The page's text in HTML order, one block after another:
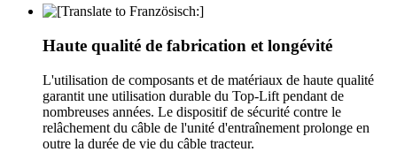
Haute qualité de fabrication et longévité
L'utilisation de composants et de matériaux de haute qualité
garantit une utilisation durable du Top-Lift pendant de
nombreuses années. Le dispositif de sécurité contre le
relâchement du câble de l'unité d'entraînement prolonge en
outre la durée de vie du câble tracteur.